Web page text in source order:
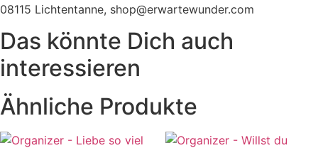
08115 Lichtentanne, shop@erwartewunder.com
Das könnte Dich auch
interessieren
Ähnliche Produkte